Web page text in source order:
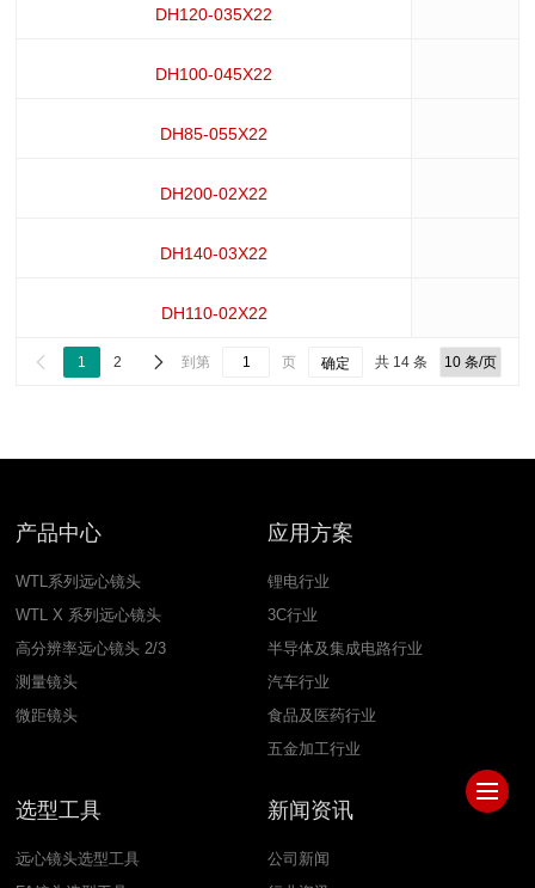
DH120-035X22
DH100-045X22
DH85-055X22
DH200-02X22
DH140-03X22
DH110-02X22
 1 2  到第 页 确定 共 14 条
产品中心
WTL系列远心镜头
WTL X 系列远心镜头
高分辨率远心镜头 2/3
测量镜头
微距镜头
应用方案
锂电行业
3C行业
半导体及集成电路行业
汽车行业
食品及医药行业
五金加工行业
选型工具
远心镜头选型工具
新闻资讯
公司新闻